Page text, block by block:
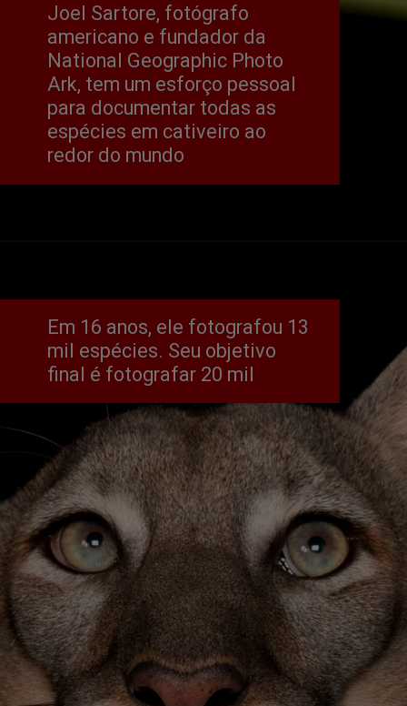
Joel Sartore, fotógrafo
americano e fundador da
National Geographic Photo
Ark, tem um esforço pessoal
para documentar todas as
espécies em cativeiro ao
redor do mundo
Em 16 anos, ele fotografou 13
mil espécies. Seu objetivo
final é fotografar 20 mil